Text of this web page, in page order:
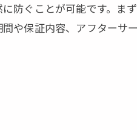
防ぐことが可能です。ま
や保証内容、アフターサ